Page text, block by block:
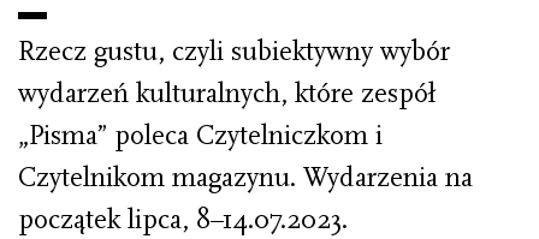
Rzecz gustu, czyli subiektywny wybór
wydarzeń kulturalnych, które zespół
„Pisma” poleca Czytelniczkom i
Czytelnikom magazynu. Wydarzenia na
początek lipca, 8–14.07.2023.